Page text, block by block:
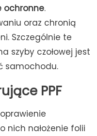
ochronne.
oraz chronią
Szczególnie te
szyby czołowej jest
samochodu.
PPF
nich nałożenie folii